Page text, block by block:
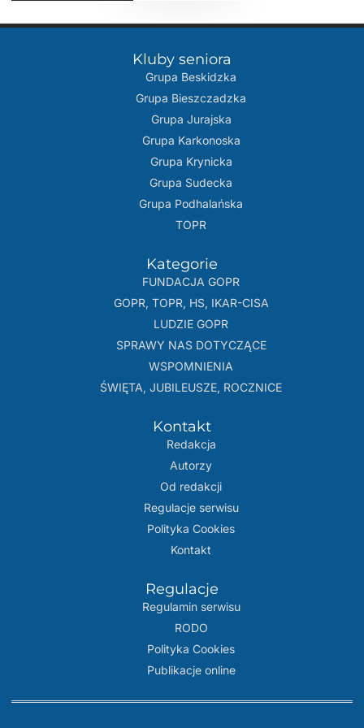
Kluby seniora
Grupa Beskidzka​
Grupa Bieszczadzka
Grupa Jurajska
Grupa Karkonoska
Grupa Krynicka
Grupa Sudecka
Grupa Podhalańska
TOPR
Kategorie
FUNDACJA GOPR
GOPR, TOPR, HS, IKAR-CISA
LUDZIE GOPR
SPRAWY NAS DOTYCZĄCE
WSPOMNIENIA
ŚWIĘTA, JUBILEUSZE, ROCZNICE
Kontakt
Redakcja
Autorzy
Od redakcji
Regulacje serwisu
Polityka Cookies
Kontakt
Regulacje
Regulamin serwisu
RODO
Polityka Cookies
Publikacje online